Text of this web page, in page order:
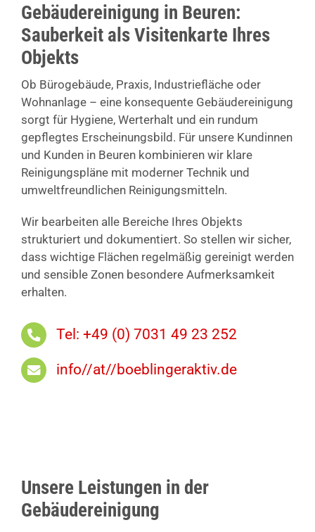
Gebäudereinigung in Beuren:
Sauberkeit als Visitenkarte Ihres
Objekts
Ob Bürogebäude, Praxis, Industriefläche oder
Wohnanlage – eine konsequente Gebäudereinigung
sorgt für Hygiene, Werterhalt und ein rundum
gepflegtes Erscheinungsbild. Für unsere Kundinnen
und Kunden in Beuren kombinieren wir klare
Reinigungspläne mit moderner Technik und
umweltfreundlichen Reinigungsmitteln.
Wir bearbeiten alle Bereiche Ihres Objekts
strukturiert und dokumentiert. So stellen wir sicher,
dass wichtige Flächen regelmäßig gereinigt werden
und sensible Zonen besondere Aufmerksamkeit
erhalten.
Tel: +49 (0) 7031 49 23 252
info//at//boeblingeraktiv.de
Unsere Leistungen in der
Gebäudereinigung